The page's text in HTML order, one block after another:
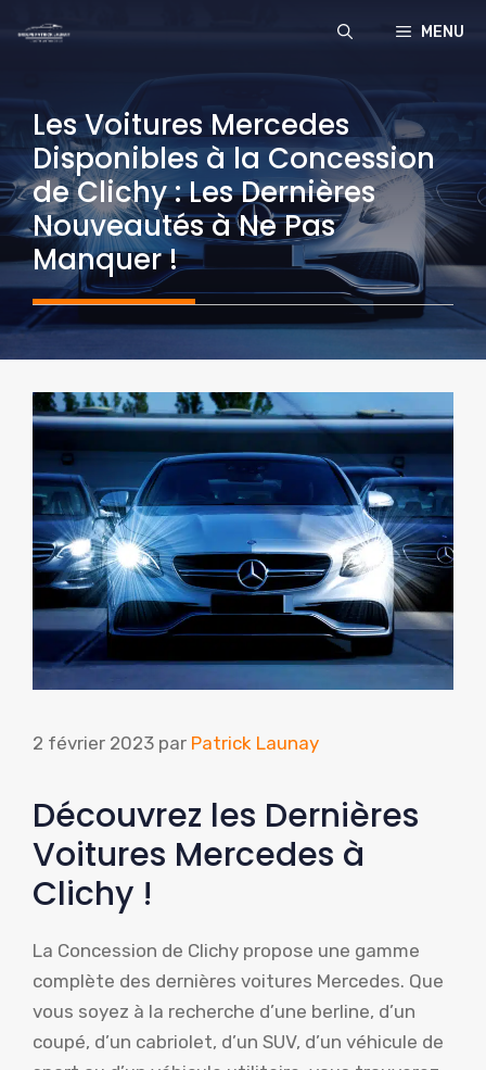
MENU
Les Voitures Mercedes
Disponibles à la Concession
de Clichy : Les Dernières
Nouveautés à Ne Pas
Manquer !
2 février 2023 par Patrick Launay
Découvrez les Dernières
Voitures Mercedes à
Clichy !
La Concession de Clichy propose une gamme
complète des dernières voitures Mercedes. Que
vous soyez à la recherche d’une berline, d’un
coupé, d’un cabriolet, d’un SUV, d’un véhicule de